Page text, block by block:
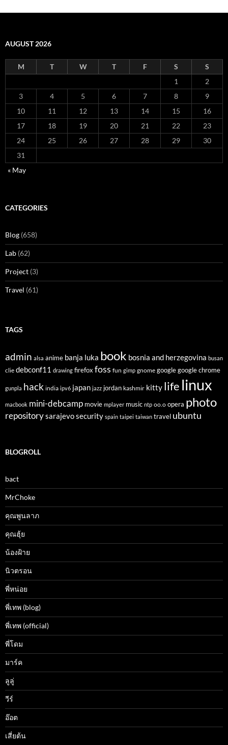
AUGUST 2026
M T W T F S
S
1
2
3
4 5 6 7 8
9
10
11 12 13 14 15
16
17
18 19 20 21 22
23
24
25 26 27 28 29
30
31
« May
CATEGORIES
Blog (658)
Lab (62)
Project (3)
Travel (61)
TAGS
admin alsa anime banja luka book bosnia and herzegovina busan
clie debconf11 drawing firefoxfoss fun gimp gnome google google chrome
gunpla hack india ipv6 japan jazz jordan kashmir kitty life linux
macbook mini-debcamp movie mplayer music ntp oo.o opera photo
repositorysarajevosecurity spain taipei taiwan travel ubuntu
BLOGROLL
bact
MrChoke
คุณพูนลาภ
คุณฮุ้ย
น้องฝ้าย
นิวตรอน
พี่หน่อย
พี่เทพ (blog)
พี่เทพ (official)
พี่โดม
มาร์ค
ลูลู่
วีร์
อ๊อต
เสี่ยต้น